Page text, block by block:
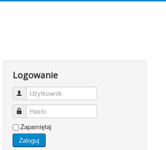
Logowanie
Użytkownik
Hasło
Zapamiętaj
Zaloguj